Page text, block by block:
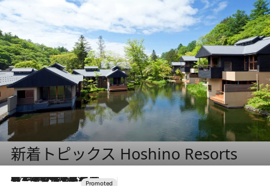
新着トピックス Hoshino Resorts
2026.8.7
【トンボの足水浴】ヒノキの香りに包まれて涼感マックス！約13℃の湧水かけ流しを避暑地「星野温泉 トンボの湯」で体験